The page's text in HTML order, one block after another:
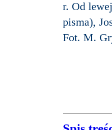
r. Od
pisma),
Fot. M.